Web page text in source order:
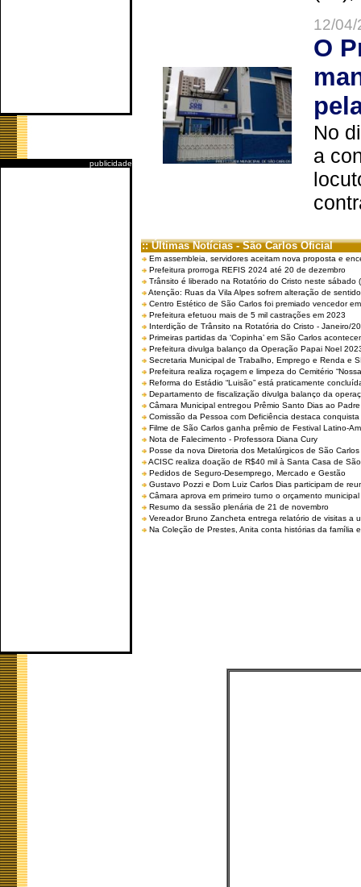
publicidade
12/
O
No
a
:: Últimas Notícias - São Carlos Oficial
Em assembleia, servidores aceitam nova proposta e
Prefeitura prorroga REFIS 2024 até 20 de dezembro
Trânsito é liberado na Rotatório do Cristo neste sábado
Atenção: Ruas da Vila Alpes sofrem alteração de
Centro Estético de São Carlos foi premiado vencedor
Prefeitura efetuou mais de 5 mil castrações em 2023
Interdição de Trânsito na Rotatória do Cristo - Janeiro/
Primeiras partidas da ‘Copinha’ em São Carlos
Prefeitura divulga balanço da Operação Papai Noel
Secretaria Municipal de Trabalho, Emprego e Renda e
Prefeitura realiza roçagem e limpeza do Cemitério
Reforma do Estádio “Luisão” está praticamente
Departamento de fiscalização divulga balanço da
Câmara Municipal entregou Prêmio Santo Dias ao
Comissão da Pessoa com Deficiência destaca
Filme de São Carlos ganha prêmio de Festival Latino-
Nota de Falecimento - Professora Diana Cury
Posse da nova Diretoria dos Metalúrgicos de São
ACISC realiza doação de R$40 mil à Santa Casa de
Pedidos de Seguro-Desemprego, Mercado e Gestão
Gustavo Pozzi e Dom Luiz Carlos Dias participam de
Câmara aprova em primeiro turno o orçamento
Resumo da sessão plenária de 21 de novembro
Vereador Bruno Zancheta entrega relatório de visitas a
Na Coleção de Prestes, Anita conta histórias da família